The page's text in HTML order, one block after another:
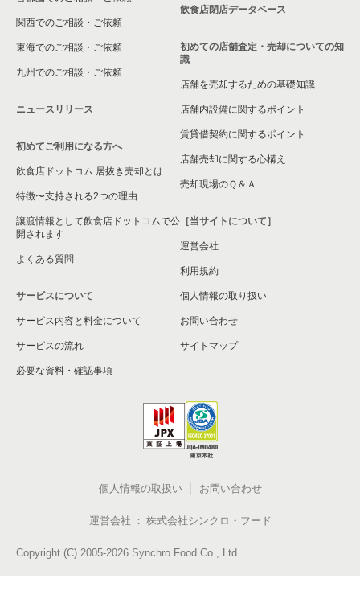
関西でのご相談・ご依頼
東海でのご相談・ご依頼
九州でのご相談・ご依頼
ニュースリリース
初めてご利用になる方へ
飲食店ドットコム 居抜き売却とは
特徴〜支持される2つの理由
譲渡情報として飲食店ドットコムで公
開されます
よくある質問
サービスについて
サービス内容と料金について
サービスの流れ
必要な資料・確認事項
飲食店閉店データベース
初めての店舗査定・売却についての知
識
店舗を売却するための基礎知識
店舗内設備に関するポイント
賃貸借契約に関するポイント
店舗売却に関する心構え
売却現場のＱ＆Ａ
［当サイトについて］
運営会社
利用規約
個人情報の取り扱い
お問い合わせ
サイトマップ
個人情報の取扱い お問い合わせ
運営会社 株式会社シンクロ・フード
Copyright (C) 2005-2026 Synchro Food Co., Ltd.